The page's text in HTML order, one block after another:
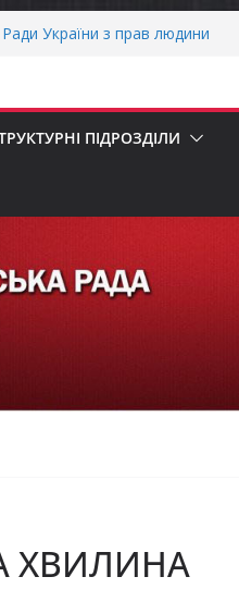
уже можуть оформити
ПІДРОЗДІЛИ
ХВИЛИНА